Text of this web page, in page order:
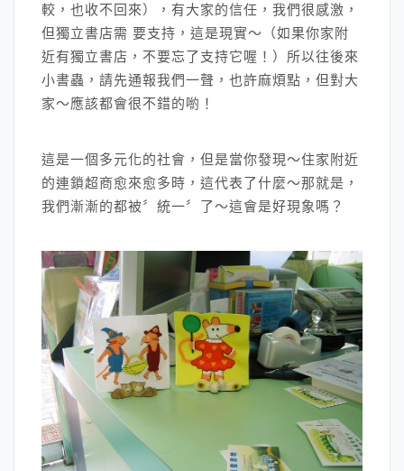
較，也收不回來），有大家的信任，我們很感激，
但獨立書店需 要支持，這是現實～（如果你家附
近有獨立書店，不要忘了支持它喔！）所以往後來
小書蟲，請先通報我們一聲，也許麻煩點，但對大
家～應該都會很不錯的喲！
這是一個多元化的社會，但是當你發現～住家附近
的連鎖超商愈來愈多時，這代表了什麼～那就是，
我們漸漸的都被〞統一〞了～這會是好現象嗎？